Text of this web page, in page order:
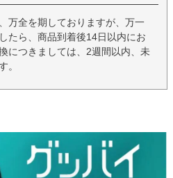
万全を期しておりますが、万一
たら、商品到着後14日以内にお
につきましては、2週間以内、未
。